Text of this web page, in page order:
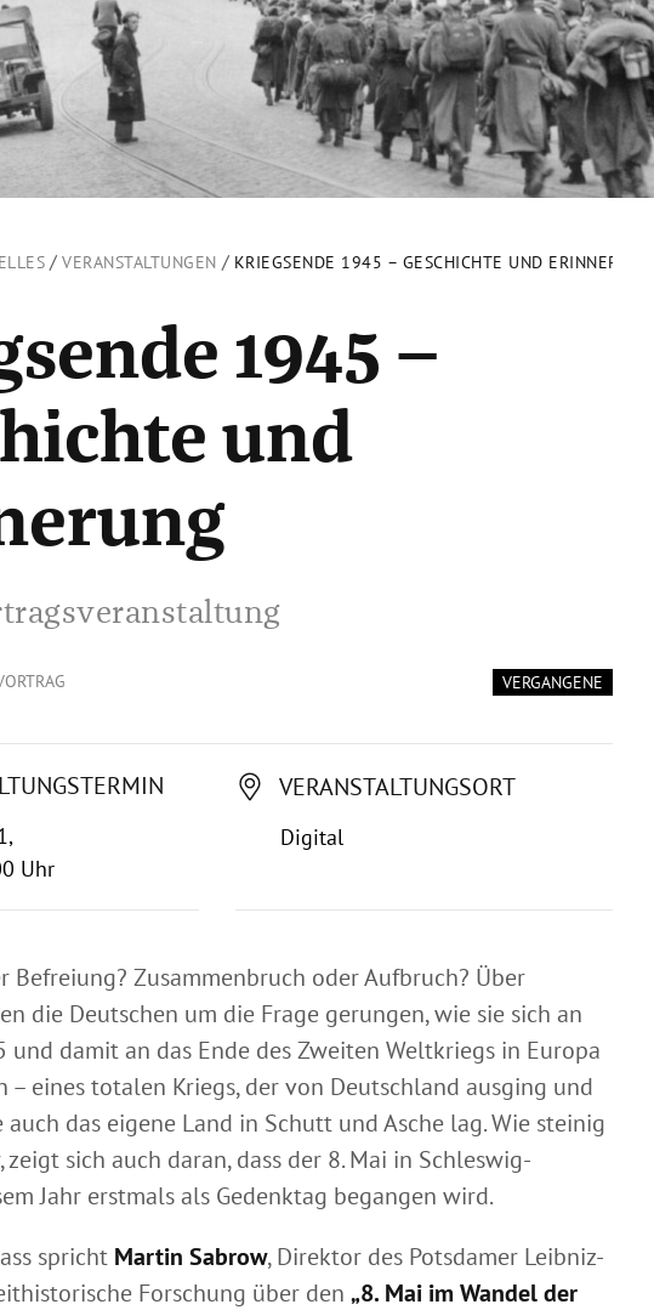
/ VERANSTALTUNGEN / KRIEGSENDE 1945 – GESCHICHTE UND ERINNERUNG
1945 –
und
VERGANGENE
Uhr
VERANSTALTUNGSORT
Digital
Befreiung? Zusammenbruch oder Aufbruch? Über
die Deutschen um die Frage gerungen, wie sie sich an
und damit an das Ende des Zweiten Weltkriegs in Europa
eines totalen Kriegs, der von Deutschland ausging und
auch das eigene Land in Schutt und Asche lag. Wie steinig
zeigt sich auch daran, dass der 8. Mai in Schleswig-
Jahr erstmals als Gedenktag begangen wird.
spricht Martin Sabrow, Direktor des Potsdamer Leibniz-
Forschung über den „8. Mai im Wandel der